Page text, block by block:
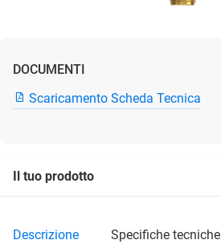
DOCUMENTI
Scaricamento Scheda Tecnica
Il tuo prodotto
descrizione specifiche tecniche